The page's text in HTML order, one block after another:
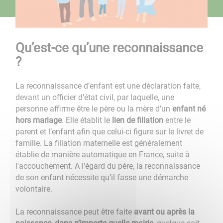
Qu’est-ce qu’une reconnaissance
?
La reconnaissance d’enfant est une déclaration faite,
devant un officier d’état civil, par laquelle, une
personne affirme être le père ou la mère d’unenfant né
hors mariage. Elle établit le lien de filiation entre le
parent et l’enfant afin que celui-ci figure sur le livret de
famille. La filiation maternelle est généralement
établie de manière automatique en France, suite à
l'accouchement. A l’égard du père, la reconnaissance
de son enfant nécessite qu’il fasse une démarche
volontaire.
La reconnaissance peut être faite avant ou après la